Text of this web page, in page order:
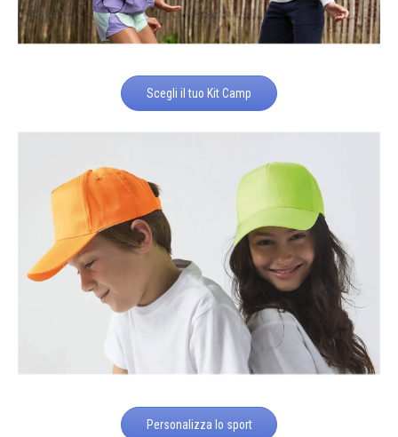
Scegli il tuo Kit Camp
Personalizza lo sport